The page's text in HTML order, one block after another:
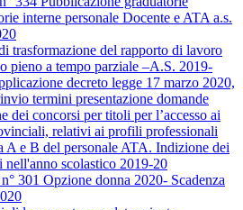
interne personale Docente e ATA a.s.
trasformazione del rapporto di lavoro
pieno a tempo parziale –A.S. 2019-
decreto legge 17 marzo 2020,
termini presentazione domande
dei concorsi per titoli per l’accesso ai
relativi ai profili professionali
A e B del personale ATA. Indizione dei
nell'anno scolastico 2019-20
301 Opzione donna 2020- Scadenza